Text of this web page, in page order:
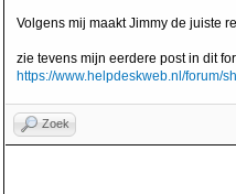
Volgens mij maakt Jimmy de juiste
zie tevens mijn eerdere post in dit
https://www.helpdeskweb.nl/forum/
Zoek